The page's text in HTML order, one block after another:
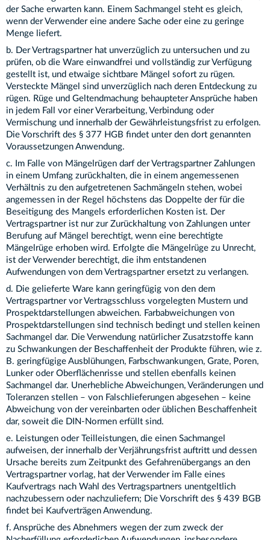
der Sache erwarten kann. Einem Sachmangel steht es gleich,
wenn der Verwender eine andere Sache oder eine zu geringe
Menge liefert.
b. Der Vertragspartner hat unverzüglich zu untersuchen und zu
prüfen, ob die Ware einwandfrei und vollständig zur Verfügung
gestellt ist, und etwaige sichtbare Mängel sofort zu rügen.
Versteckte Mängel sind unverzüglich nach deren Entdeckung zu
rügen. Rüge und Geltendmachung behaupteter Ansprüche haben
in jedem Fall vor einer Verarbeitung, Verbindung oder
Vermischung und innerhalb der Gewährleistungsfrist zu erfolgen.
Die Vorschrift des § 377 HGB findet unter den dort genannten
Voraussetzungen Anwendung.
c. Im Falle von Mängelrügen darf der Vertragspartner Zahlungen
in einem Umfang zurückhalten, die in einem angemessenen
Verhältnis zu den aufgetretenen Sachmängeln stehen, wobei
angemessen in der Regel höchstens das Doppelte der für die
Beseitigung des Mangels erforderlichen Kosten ist. Der
Vertragspartner ist nur zur Zurückhaltung von Zahlungen unter
Berufung auf Mängel berechtigt, wenn eine berechtigte
Mängelrüge erhoben wird. Erfolgte die Mängelrüge zu Unrecht,
ist der Verwender berechtigt, die ihm entstandenen
Aufwendungen von dem Vertragspartner ersetzt zu verlangen.
d. Die gelieferte Ware kann geringfügig von den dem
Vertragspartner vor Vertragsschluss vorgelegten Mustern und
Prospektdarstellungen abweichen. Farbabweichungen von
Prospektdarstellungen sind technisch bedingt und stellen keinen
Sachmangel dar. Die Verwendung natürlicher Zusatzstoffe kann
zu Schwankungen der Beschaffenheit der Produkte führen, wie z.
B. geringfügige Ausblühungen, Farbschwankungen, Grate, Poren,
Lunker oder Oberflächenrisse und stellen ebenfalls keinen
Sachmangel dar. Unerhebliche Abweichungen, Veränderungen und
Toleranzen stellen – von Falschlieferungen abgesehen – keine
Abweichung von der vereinbarten oder üblichen Beschaffenheit
dar, soweit die DIN-Normen erfüllt sind.
e. Leistungen oder Teilleistungen, die einen Sachmangel
aufweisen, der innerhalb der Verjährungsfrist auftritt und dessen
Ursache bereits zum Zeitpunkt des Gefahrenübergangs an den
Vertragspartner vorlag, hat der Verwender im Falle eines
Kaufvertrags nach Wahl des Vertragspartners unentgeltlich
nachzubessern oder nachzuliefern; Die Vorschrift des § 439 BGB
findet bei Kaufverträgen Anwendung.
f. Ansprüche des Abnehmers wegen der zum zweck der